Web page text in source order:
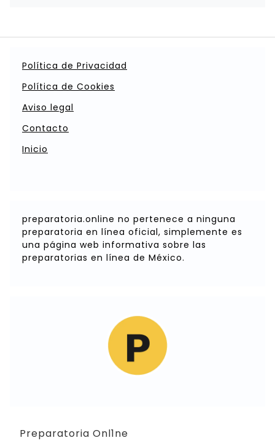
Política de Privacidad
Política de Cookies
Aviso legal
Contacto
Inicio
preparatoria.online no pertenece a ninguna
preparatoria en línea oficial, simplemente es
una página web informativa sobre las
preparatorias en línea de México.
Preparatoria Onl1ne